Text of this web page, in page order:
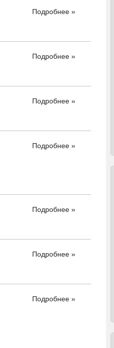
Подробнее »
Подробнее »
Подробнее »
Подробнее »
Подробнее »
Подробнее »
Подробнее »